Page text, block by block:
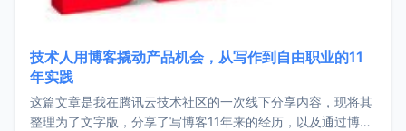
技术人用博客撬动产品机会，从写作到自由职业的11
年实践
这篇文章是我在腾讯云技术社区的一次线下分享内容，现将其
整理为了文字版，分享了写博客11年来的经历，以及通过博客